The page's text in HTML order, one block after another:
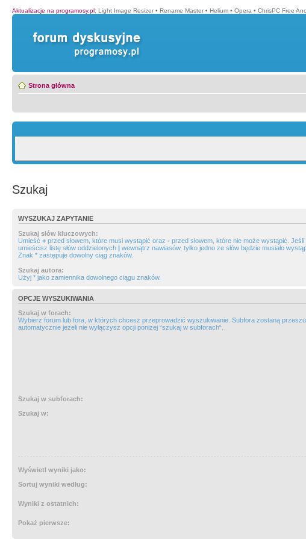
Aktualizacje na programosy.pl: Light Image Resizer • Rename Master • Helium • Opera • ChrisPC Free
Strona główna
Szukaj
WYSZUKAJ ZAPYTANIE
Szukaj słów kluczowych:
Umieść + przed słowem, które musi wystąpić oraz - przed słowem, które nie może wystąpić. Jeśli
umieścisz listę słów oddzielonych | wewnątrz nawiasów, tylko jedno ze słów będzie musiało
Znak * zastępuje dowolny ciąg znaków.
Szukaj autora:
Użyj * jako zamiennika dowolnego ciągu znaków.
OPCJE WYSZUKIWANIA
Szukaj w forach:
Wybierz forum lub fora, w których chcesz przeprowadzić wyszukiwanie. Subfora zostaną
automatycznie jeżeli nie wyłączysz opcji poniżej “szukaj w subforach“.
Szukaj w subforach:
Szukaj w:
Wyświetl wyniki jako:
Sortuj wyniki według:
Wyniki z ostatnich:
Pokaż pierwsze: